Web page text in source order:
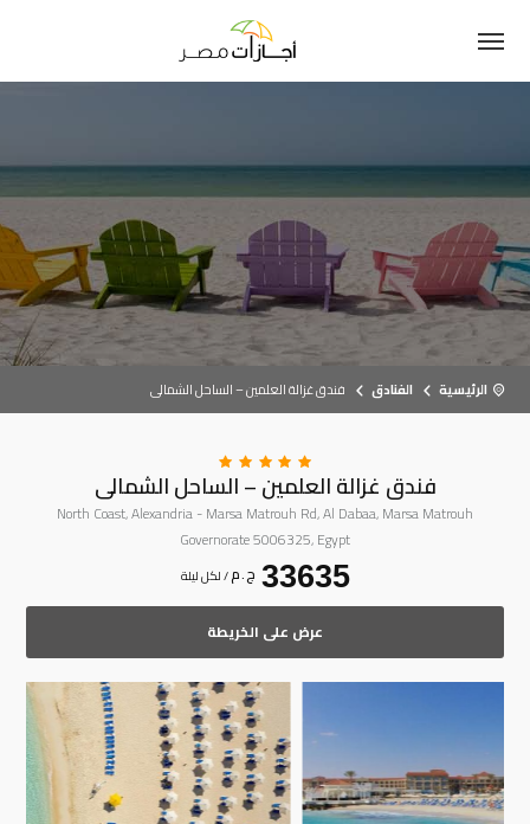
الرئيسية الفنادق فندق غزالة العلمين – الساحل الشمالى
فندق غزالة العلمين – الساحل الشمالى
North Coast, Alexandria - Marsa Matrouh Rd, Al Dabaa, Marsa Matrouh
Governorate 5006325, Egypt
/ لكل ليلة 33635 ج . م
عرض على الخريطة